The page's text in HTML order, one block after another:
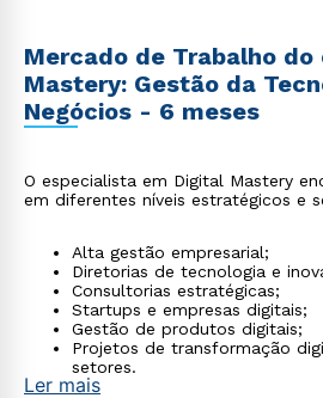
Mercado de Trabalho
Mastery: Gestão da
Negócios - 6 meses
O especialista em Digital Mastery
em diferentes níveis estratégicos e
Alta gestão empresarial;
Diretorias de tecnologia e
Consultorias estratégicas;
Startups e empresas digitais;
Gestão de produtos digitais;
Projetos de transformação
setores.
Ler mais